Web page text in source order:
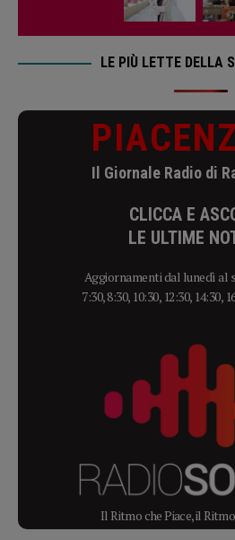
LE PIÙ LETTE DELLA
Il Giornale Radio di
CLICCA E
LE ULTIME
Aggiornamenti dal lunedì al
7:30, 8:30, 10:30, 12:30, 14:30,
Il Ritmo che Piace, il